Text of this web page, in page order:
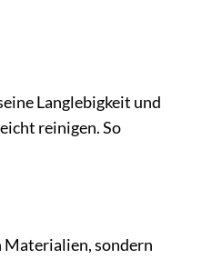
Langlebigkeit und
reinigen. So
Materialien, sondern